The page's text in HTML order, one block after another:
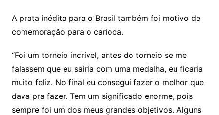
A prata inédita para o Brasil também foi motivo de
comemoração para o carioca.
“Foi um torneio incrível, antes do torneio se me
falassem que eu sairia com uma medalha, eu ficaria
muito feliz. No final eu consegui fazer o melhor que
dava pra fazer. Tem um significado enorme, pois
sempre foi um dos meus grandes objetivos. Alguns